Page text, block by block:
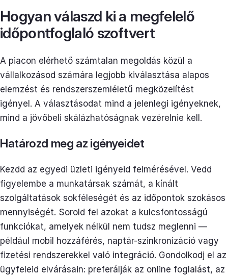
Hogyan válaszd ki a megfelelő
időpontfoglaló szoftvert
A piacon elérhető számtalan megoldás közül a
vállalkozásod számára legjobb kiválasztása alapos
elemzést és rendszerszemléletű megközelítést
igényel. A választásodat mind a jelenlegi igényeknek,
mind a jövőbeli skálázhatóságnak vezérelnie kell.
Határozd meg az igényeidet
Kezdd az egyedi üzleti igényeid felmérésével. Vedd
figyelembe a munkatársak számát, a kínált
szolgáltatások sokféleségét és az időpontok szokásos
mennyiségét. Sorold fel azokat a kulcsfontosságú
funkciókat, amelyek nélkül nem tudsz meglenni —
például mobil hozzáférés, naptár-szinkronizáció vagy
fizetési rendszerekkel való integráció. Gondolkodj el az
ügyfeleid elvárásain: preferálják az online foglalást, az